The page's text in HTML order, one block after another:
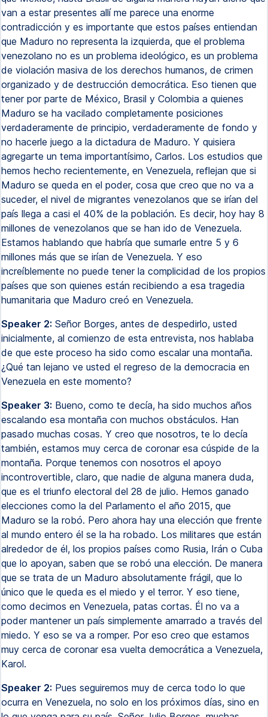
van a estar presentes allí me parece una enorme
contradicción y es importante que estos países entiendan
que Maduro no representa la izquierda, que el problema
venezolano no es un problema ideológico, es un problema
de violación masiva de los derechos humanos, de crimen
organizado y de destrucción democrática. Eso tienen que
tener por parte de México, Brasil y Colombia a quienes
Maduro se ha vacilado completamente posiciones
verdaderamente de principio, verdaderamente de fondo y
no hacerle juego a la dictadura de Maduro. Y quisiera
agregarte un tema importantísimo, Carlos. Los estudios que
hemos hecho recientemente, en Venezuela, reflejan que si
Maduro se queda en el poder, cosa que creo que no va a
suceder, el nivel de migrantes venezolanos que se irían del
país llega a casi el 40% de la población. Es decir, hoy hay 8
millones de venezolanos que se han ido de Venezuela.
Estamos hablando que habría que sumarle entre 5 y 6
millones más que se irían de Venezuela. Y eso
increíblemente no puede tener la complicidad de los propios
países que son quienes están recibiendo a esa tragedia
humanitaria que Maduro creó en Venezuela.
Speaker 2: Señor Borges, antes de despedirlo, usted
inicialmente, al comienzo de esta entrevista, nos hablaba
de que este proceso ha sido como escalar una montaña.
¿Qué tan lejano ve usted el regreso de la democracia en
Venezuela en este momento?
Speaker 3: Bueno, como te decía, ha sido muchos años
escalando esa montaña con muchos obstáculos. Han
pasado muchas cosas. Y creo que nosotros, te lo decía
también, estamos muy cerca de coronar esa cúspide de la
montaña. Porque tenemos con nosotros el apoyo
incontrovertible, claro, que nadie de alguna manera duda,
que es el triunfo electoral del 28 de julio. Hemos ganado
elecciones como la del Parlamento el año 2015, que
Maduro se la robó. Pero ahora hay una elección que frente
al mundo entero él se la ha robado. Los militares que están
alrededor de él, los propios países como Rusia, Irán o Cuba
que lo apoyan, saben que se robó una elección. De manera
que se trata de un Maduro absolutamente frágil, que lo
único que le queda es el miedo y el terror. Y eso tiene,
como decimos en Venezuela, patas cortas. Él no va a
poder mantener un país simplemente amarrado a través del
miedo. Y eso se va a romper. Por eso creo que estamos
muy cerca de coronar esa vuelta democrática a Venezuela,
Karol.
Speaker 2: Pues seguiremos muy de cerca todo lo que
ocurra en Venezuela, no solo en los próximos días, sino en